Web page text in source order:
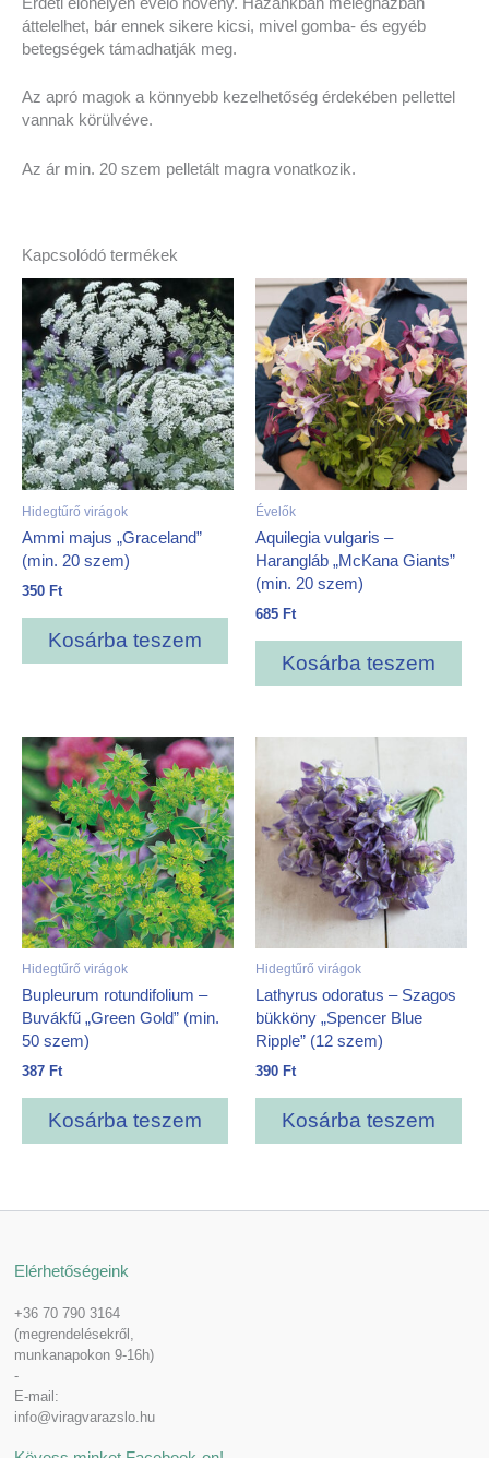
áttelelhet, bár ennek sikere kicsi, mivel gomba- és egyéb
betegségek támadhatják meg.
Az apró magok a könnyebb kezelhetőség érdekében pellettel
vannak körülvéve.
Az ár min. 20 szem pelletált magra vonatkozik.
Kapcsolódó termékek
Hidegtűrő virágok
Ammi majus „Graceland”
(min. 20 szem)
350 Ft
Kosárba teszem
Évelők
Aquilegia vulgaris –
Harangláb „McKana Giants”
(min. 20 szem)
685 Ft
Kosárba teszem
Hidegtűrő virágok
Bupleurum rotundifolium –
Buvákfű „Green Gold” (min.
50 szem)
387 Ft
Kosárba teszem
Hidegtűrő virágok
Lathyrus odoratus – Szagos
bükköny „Spencer Blue
Ripple” (12 szem)
390 Ft
Kosárba teszem
Elérhetőségeink
+36 70 790 3164
(megrendelésekről,
munkanapokon 9-16h)
-
E-mail:
info@viragvarazslo.hu